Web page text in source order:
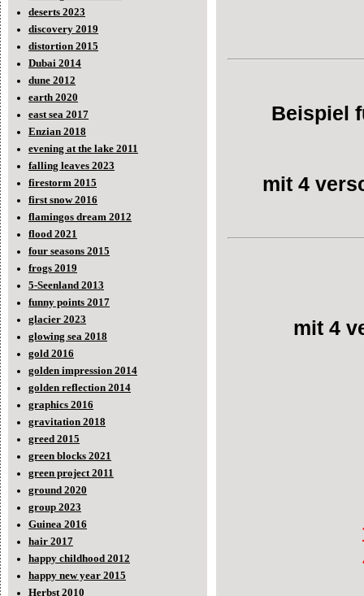
deserts 2023
discovery 2019
distortion 2015
Dubai 2014
dune 2012
earth 2020
east sea 2017
Enzian 2018
evening at the lake 2011
falling leaves 2023
firestorm 2015
first snow 2016
flamingos dream 2012
flood 2021
four seasons 2015
frogs 2019
5-Seenland 2013
funny points 2017
glacier 2023
glowing sea 2018
gold 2016
golden impression 2014
golden reflection 2014
graphics 2016
gravitation 2018
greed 2015
green blocks 2021
green project 2011
ground 2020
group 2023
Guinea 2016
hair 2017
happy childhood 2012
happy new year 2015
Herbst 2010
Beispiel
mit 4
mit 4